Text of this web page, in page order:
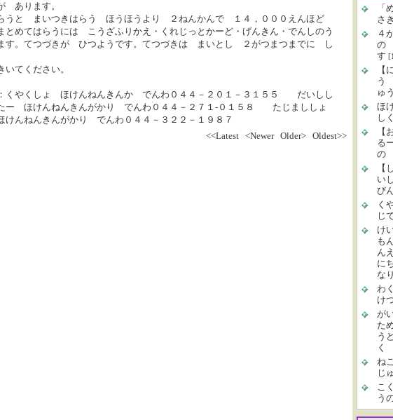
あります。
らうと まいつきはらう ほうほうより ２ねんかんで １４，０００えんほど
とめてはらうには こうざふりかえ・くれじっとかーど・げんきん・でんしのう
す。てつづきが ひつようです。てつづきは まいとし ２がつまつまでに し
てください。
くやくしょ ほけんねんきんか でんわ０４４－２０１－３１５５ だいしし
ー ほけんねんきんがかり でんわ０４４－２７１-０１５８ たじまししょ
けんねんきんがかり でんわ０４４－３２２－１９８７
<<Latest <Newer Older> Oldest>>
さ
４
の
す
う
ゅ
ほ
し
【
る
の
い
び
く
じ
け
も
ん
に
な
わ
け
が
た
う
く
ね
じ
こ
う